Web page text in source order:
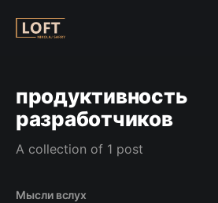
продуктивность
разработчиков
A collection of 1 post
Мысли вслух